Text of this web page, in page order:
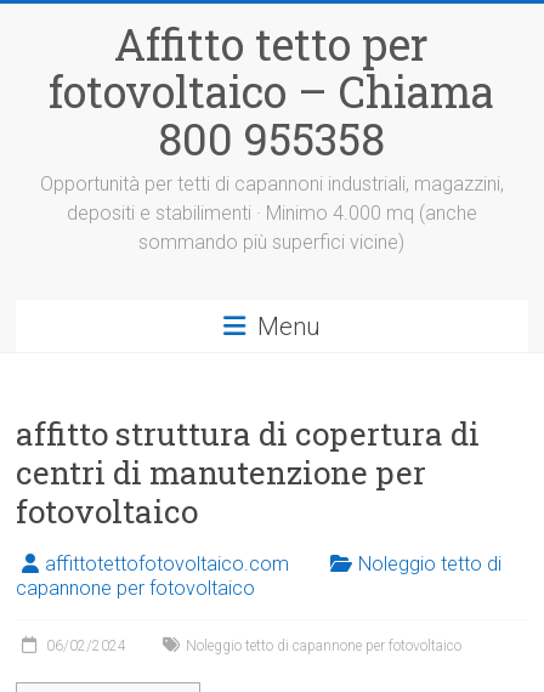
Affitto tetto per
fotovoltaico – Chiama
800 955358
Opportunità per tetti di capannoni industriali, magazzini,
depositi e stabilimenti · Minimo 4.000 mq (anche
sommando più superfici vicine)
Menu
affitto struttura di copertura di
centri di manutenzione per
fotovoltaico
affittotettofotovoltaico.com
Noleggio tetto di
capannone per fotovoltaico
06/02/2024 Noleggio tetto di capannone per fotovoltaico